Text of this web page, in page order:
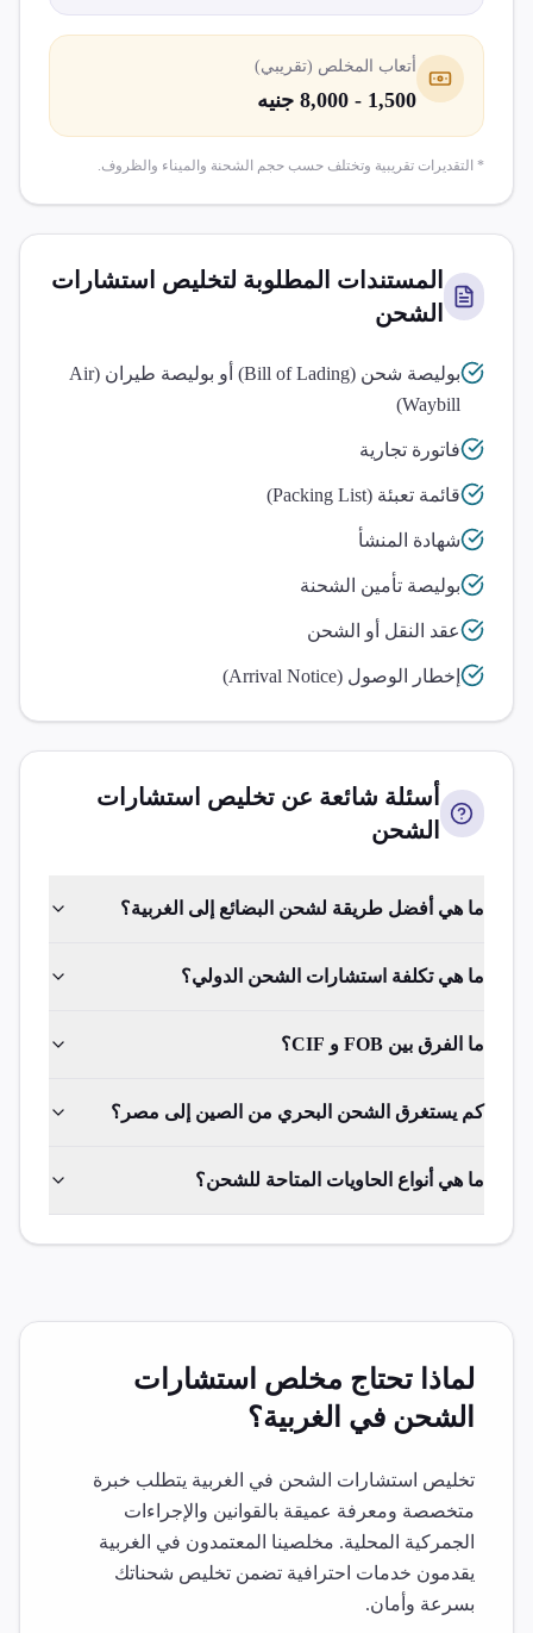
أتعاب المخلص (تقريبي)
1,500 - 8,000 جنيه
* التقديرات تقريبية وتختلف حسب حجم الشحنة والميناء والظروف.
المستندات المطلوبة لتخليص استشارات
الشحن
بوليصة شحن (Bill of Lading) أو بوليصة طيران (Air
Waybill)
فاتورة تجارية
قائمة تعبئة (Packing List)
شهادة المنشأ
بوليصة تأمين الشحنة
عقد النقل أو الشحن
إخطار الوصول (Arrival Notice)
أسئلة شائعة عن تخليص استشارات
الشحن
ما هي أفضل طريقة لشحن البضائع إلى الغربية؟
ما هي تكلفة استشارات الشحن الدولي؟
ما الفرق بين FOB و CIF؟
كم يستغرق الشحن البحري من الصين إلى مصر؟
ما هي أنواع الحاويات المتاحة للشحن؟
لماذا تحتاج مخلص استشارات
الشحن في الغربية؟
تخليص استشارات الشحن في الغربية يتطلب خبرة
متخصصة ومعرفة عميقة بالقوانين والإجراءات
الجمركية المحلية. مخلصينا المعتمدون في الغربية
يقدمون خدمات احترافية تضمن تخليص شحناتك
بسرعة وأمان.